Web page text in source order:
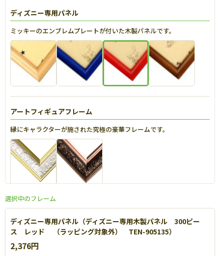
ディズニー専用パネル
ミッキーのエンブレムプレートが付いた木製パネルです。
アートフィギュアフレーム
縁にキャラクターが施された究極の豪華フレームです。
エポック社 エクセレントパネル
高級感あふれるスタンダードなパズル専用フレームです。【
選択中のフレーム
ディズニー専用パネル（ディズニー専用木製パネル 300ピー
ス レッド （ラッピング対象外） TEN-905135）
2,376円